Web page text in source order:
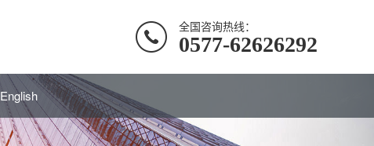
全国咨询热线：
0577-62626292
English